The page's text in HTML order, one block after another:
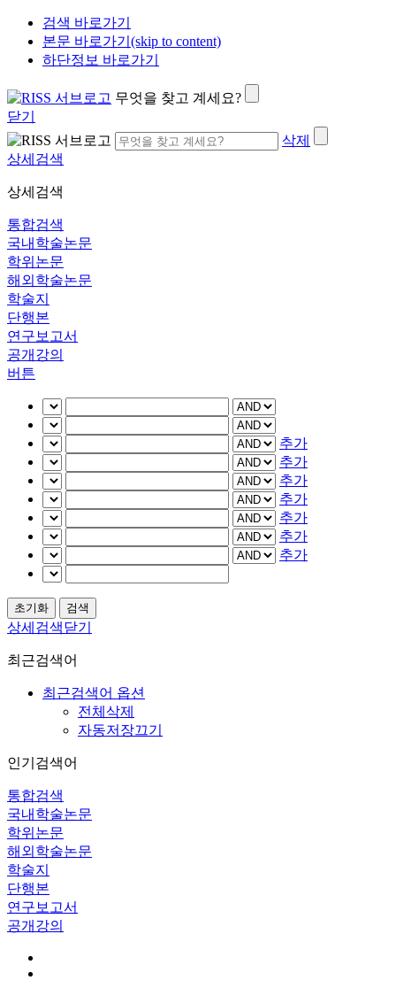
검색 바로가기
본문 바로가기(skip to content)
하단정보 바로가기
무엇을 찾고 계세요?
닫기
삭제
상세검색
상세검색
통합검색
국내학술논문
학위논문
해외학술논문
학술지
단행본
연구보고서
공개강의
버튼
추가
추가
추가
추가
추가
추가
추가
상세검색닫기
최근검색어
최근검색어 옵션
전체삭제
자동저장끄기
인기검색어
통합검색
국내학술논문
학위논문
해외학술논문
학술지
단행본
연구보고서
공개강의